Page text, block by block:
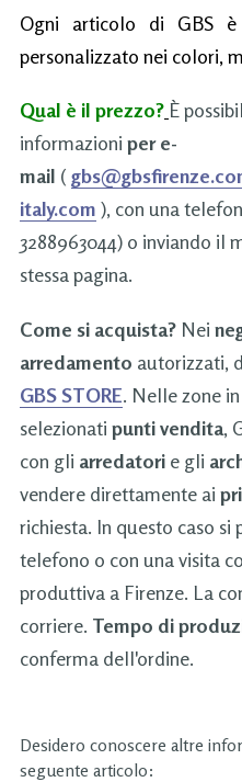
Ogni articolo di GBS
personalizzato nei colori,
Qual è il prezzo? È
informazioni per e-
mail (
italy.com ), con una
3288963044) o inviando il
stessa pagina.
Come si acquista? Nei
arredamento autorizzati,
GBS STORE. Nelle zone
selezionati punti vendita,
con gli arredatori e gli
vendere direttamente ai
richiesta. In questo caso
telefono o con una visita
produttiva a Firenze. La
corriere. Tempo di
conferma dell'ordine.
Desidero conoscere altre
seguente articolo: